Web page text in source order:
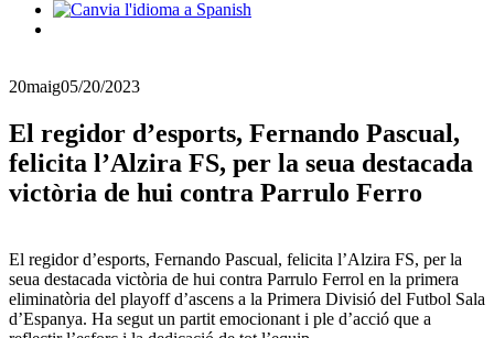
20maig05/20/2023
El regidor d’esports, Fernando Pascual,
felicita l’Alzira FS, per la seua destacada
victòria de hui contra Parrulo Ferro
El regidor d’esports, Fernando Pascual, felicita l’Alzira FS, per la
seua destacada victòria de hui contra Parrulo Ferrol en la primera
eliminatòria del playoff d’ascens a la Primera Divisió del Futbol Sala
d’Espanya. Ha segut un partit emocionant i ple d’acció que a